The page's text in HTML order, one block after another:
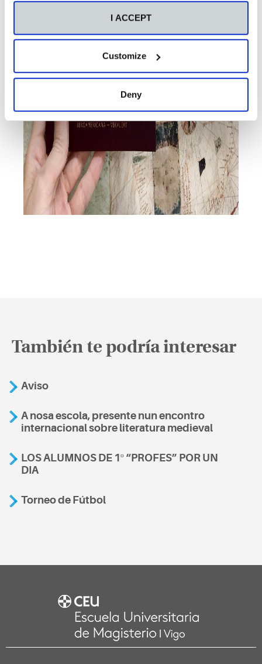
I ACCEPT
Customize
Deny
También te podría interesar
Aviso
A nosa escola, presente nun encontro
internacional sobre literatura medieval
LOS ALUMNOS DE 1º “PROFES” POR UN
DIA
Torneo de Fútbol